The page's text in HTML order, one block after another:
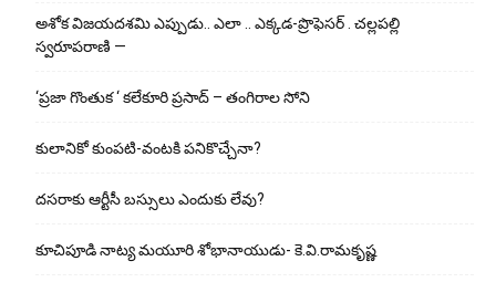
అశోక విజ‌య‌ద‌శ‌మి ఎప్పుడు.. ఎలా .. ఎక్క‌డ‌-ప్రొఫెసర్ . చల్లపల్లి
స్వరూపరాణి —
‘ప్రజా గొంతుక ‘ కలేకూరి ప్రసాద్ – తంగిరాల సోని
కులానికో కుంప‌టి-వంట‌కి ప‌నికొచ్చేనా?
ద‌స‌రాకు ఆర్టీసీ బ‌స్సులు ఎందుకు లేవు?
కూచిపూడి నాట్య మ‌యూరి శోభానాయుడు- కె.వి.రామకృష్ణ